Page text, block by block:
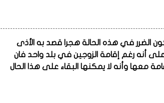
الضرر في هذه الحالة هجرا قصد به الأذى
أنه رغم إقامة الزوجين في بلد واحد فان
معها وأنه لا يمكنها البقاء على هذا الحال